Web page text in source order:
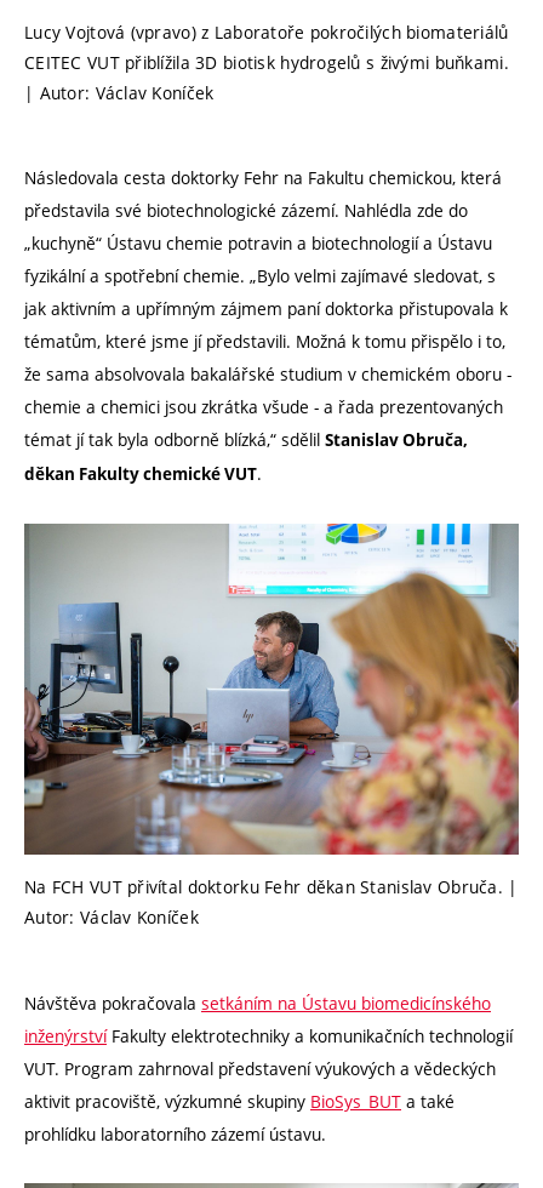
Lucy Vojtová (vpravo) z Laboratoře pokročilých biomateriálů
CEITEC VUT přiblížila 3D biotisk hydrogelů s živými buňkami.
| Autor: Václav Koníček
Následovala cesta doktorky Fehr na Fakultu chemickou, která
představila své biotechnologické zázemí. Nahlédla zde do
„kuchyně“ Ústavu chemie potravin a biotechnologií a Ústavu
fyzikální a spotřební chemie. „Bylo velmi zajímavé sledovat, s
jak aktivním a upřímným zájmem paní doktorka přistupovala k
tématům, které jsme jí představili. Možná k tomu přispělo i to,
že sama absolvovala bakalářské studium v chemickém oboru -
chemie a chemici jsou zkrátka všude - a řada prezentovaných
témat jí tak byla odborně blízká,“ sdělil Stanislav Obruča,
děkan Fakulty chemické VUT.
Na FCH VUT přivítal doktorku Fehr děkan Stanislav Obruča. |
Autor: Václav Koníček
Návštěva pokračovala setkáním na Ústavu biomedicínského
inženýrstvíFakulty elektrotechniky a komunikačních technologií
VUT. Program zahrnoval představení výukových a vědeckých
aktivit pracoviště, výzkumné skupiny BioSys_BUT a také
prohlídku laboratorního zázemí ústavu.